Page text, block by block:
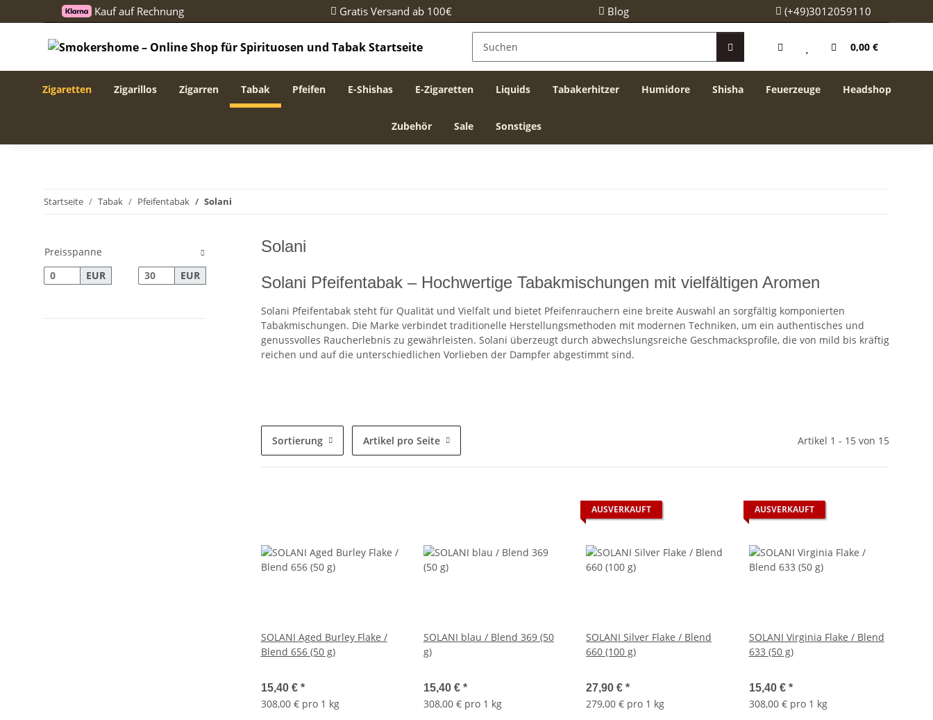
Kauf auf Rechnung Gratis Versand ab 100€ Blog (+49)3012059110
0,00 €
Zigaretten Zigarillos Zigarren Tabak Pfeifen E-Shishas E-Zigaretten Liquids Tabakerhitzer Humidore Shisha Feuerzeuge Headshop
Zubehör Sale Sonstiges
Startseite Tabak Pfeifentabak Solani
Solani
Solani Pfeifentabak – Hochwertige Tabakmischungen mit vielfältigen Aromen
Solani Pfeifentabak steht für Qualität und Vielfalt und bietet Pfeifenrauchern eine breite Auswahl an sorgfältig komponierten
Tabakmischungen. Die Marke verbindet traditionelle Herstellungsmethoden mit modernen Techniken, um ein authentisches und
genussvolles Raucherlebnis zu gewährleisten. Solani überzeugt durch abwechslungsreiche Geschmacksprofile, die von mild bis kräftig
reichen und auf die unterschiedlichen Vorlieben der Dampfer abgestimmt sind.
Sortierung Artikel pro Seite Artikel 1 - 15 von 15
SOLANI Aged Burley Flake /
Blend 656 (50 g)
15,40 € *
308,00 € pro 1 kg
SOLANI blau / Blend 369 (50
g)
15,40 € *
308,00 € pro 1 kg
AUSVERKAUFT
SOLANI Silver Flake / Blend
660 (100 g)
27,90 €*
279,00 € pro 1 kg
AUSVERKAUFT
SOLANI Virginia Flake / Blend
633 (50 g)
15,40 € *
308,00 € pro 1 kg
Preisspanne
EUR
EUR